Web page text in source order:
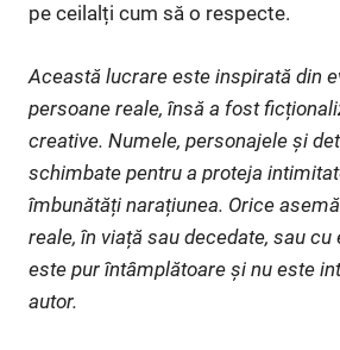
pe ceilalți cum să o respecte.
Această lucrare este inspirată din
persoane reale, însă a fost
creative. Numele, personajele și
schimbate pentru a proteja
îmbunătăți narațiunea. Orice
reale, în viață sau decedate, sau
este pur întâmplătoare și nu este
autor.